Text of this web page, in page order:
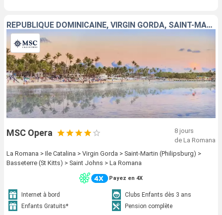
RÉPUBLIQUE DOMINICAINE, VIRGIN GORDA, SAINT-MARTIN, SAINT-CHRISTOPHE-ET-NIÉVÈS, ANTIGUA-ET-BARBUDA
MSC Opera
8 jours
de La Romana
La Romana > Ile Catalina > Virgin Gorda > Saint-Martin (Philipsburg) >
Basseterre (St Kitts) > Saint Johns > La Romana
Payez en 4X
Internet à bord
Clubs Enfants dès 3 ans
Enfants Gratuits*
Pension complète